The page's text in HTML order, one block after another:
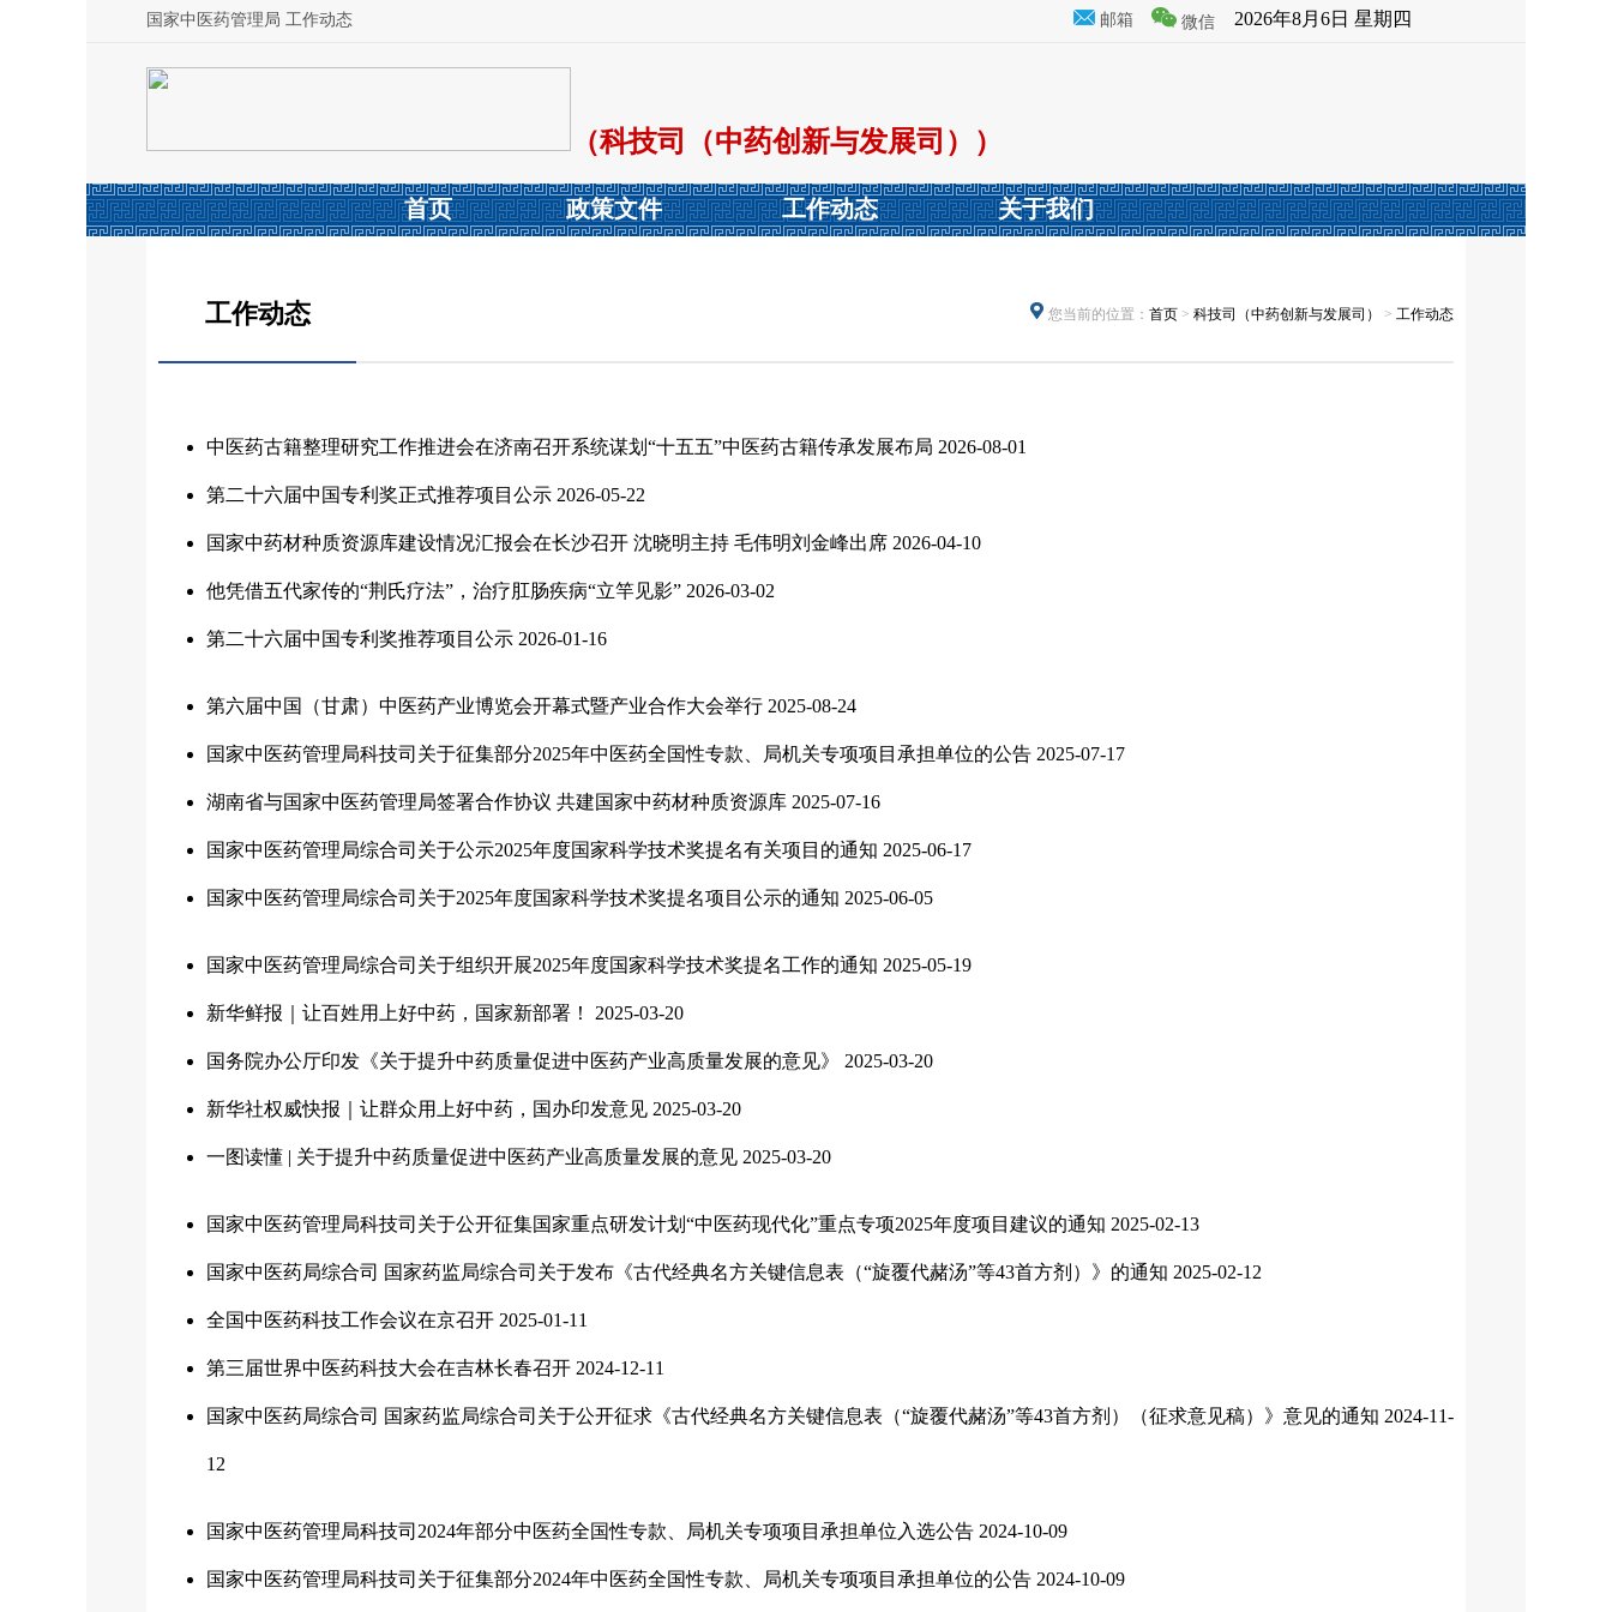
国家中医药管理局 工作动态 邮箱 微信 2026年8月6日 星期四
（科技司（中药创新与发展司））
首页 政策文件 工作动态 关于我们
工作动态 您当前的位置： 首页 > 科技司（中药创新与发展司） > 工作动态
中医药古籍整理研究工作推进会在济南召开系统谋划“十五五”中医药古籍传承发展布局 2026-08-01
第二十六届中国专利奖正式推荐项目公示 2026-05-22
国家中药材种质资源库建设情况汇报会在长沙召开 沈晓明主持 毛伟明刘金峰出席 2026-04-10
他凭借五代家传的“荆氏疗法”，治疗肛肠疾病“立竿见影” 2026-03-02
第二十六届中国专利奖推荐项目公示 2026-01-16
第六届中国（甘肃）中医药产业博览会开幕式暨产业合作大会举行 2025-08-24
国家中医药管理局科技司关于征集部分2025年中医药全国性专款、局机关专项项目承担单位的公告 2025-07-17
湖南省与国家中医药管理局签署合作协议 共建国家中药材种质资源库 2025-07-16
国家中医药管理局综合司关于公示2025年度国家科学技术奖提名有关项目的通知 2025-06-17
国家中医药管理局综合司关于2025年度国家科学技术奖提名项目公示的通知 2025-06-05
国家中医药管理局综合司关于组织开展2025年度国家科学技术奖提名工作的通知 2025-05-19
新华鲜报｜让百姓用上好中药，国家新部署！ 2025-03-20
国务院办公厅印发《关于提升中药质量促进中医药产业高质量发展的意见》 2025-03-20
新华社权威快报｜让群众用上好中药，国办印发意见 2025-03-20
一图读懂 | 关于提升中药质量促进中医药产业高质量发展的意见 2025-03-20
国家中医药管理局科技司关于公开征集国家重点研发计划“中医药现代化”重点专项2025年度项目建议的通知 2025-02-13
国家中医药局综合司 国家药监局综合司关于发布《古代经典名方关键信息表（“旋覆代赭汤”等43首方剂）》的通知 2025-02-12
全国中医药科技工作会议在京召开 2025-01-11
第三届世界中医药科技大会在吉林长春召开 2024-12-11
国家中医药局综合司 国家药监局综合司关于公开征求《古代经典名方关键信息表（“旋覆代赭汤”等43首方剂）（征求意见稿）》意见的通知 2024-11-
12
国家中医药管理局科技司2024年部分中医药全国性专款、局机关专项项目承担单位入选公告 2024-10-09
国家中医药管理局科技司关于征集部分2024年中医药全国性专款、局机关专项项目承担单位的公告 2024-10-09